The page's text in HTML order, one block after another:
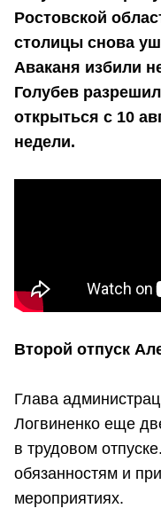
Ростовской
столицы снова
Аваканя избили
Голубев
открыться с 10
недели.
Второй отпуск
Глава
Логвиненко еще
в трудовом
обязанностям и
мероприятиях.